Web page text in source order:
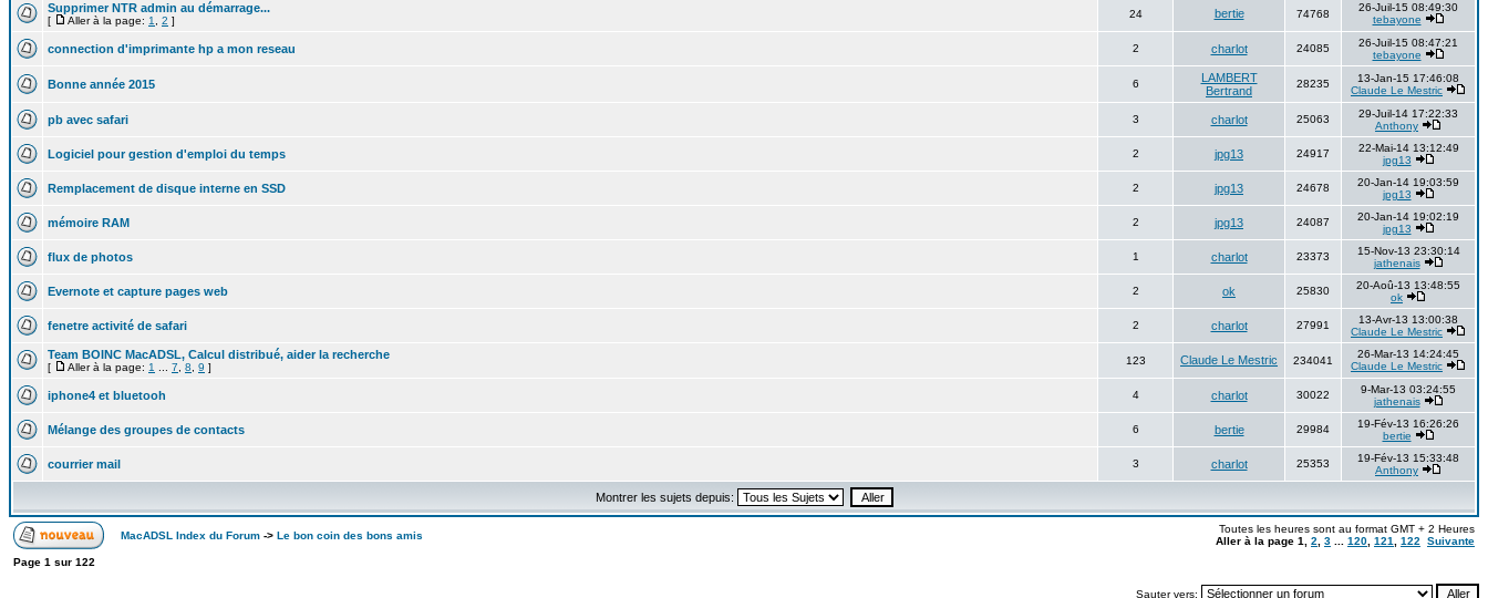
Supprimer NTR admin au démarrage...
[ Aller à la page: 1 2 ]
24 bertie 74768
26-Juil-15 08:49:30
tebayone
connection d'imprimante hp a mon reseau 2 charlot 24085
26-Juil-15 08:47:21
tebayone
Bonne année 2015 6
LAMBERT
Bertrand
28235
13-Jan-15 17:46:08
Claude Le Mestric
pb avec safari 3 charlot 25063
29-Juil-14 17:22:33
Anthony
Logiciel pour gestion d'emploi du temps 2 jpg13 24917
22-Mai-14 13:12:49
jpg13
Remplacement de disque interne en SSD 2 jpg13 24678
20-Jan-14 19:03:59
jpg13
mémoire RAM 2 jpg13 24087
20-Jan-14 19:02:19
jpg13
flux de photos 1 charlot 23373
15-Nov-13 23:30:14
jathenais
Evernote et capture pages web 2 ok 25830
20-Aoû-13 13:48:55
ok
fenetre activité de safari 2 charlot 27991
13-Avr-13 13:00:38
Claude Le Mestric
Team BOINC MacADSL, Calcul distribué, aider la recherche
[ Aller à la page: 1 7 8 9 ]
123 Claude Le Mestric 234041
26-Mar-13 14:24:45
Claude Le Mestric
iphone4 et bluetooh 4 charlot 30022
9-Mar-13 03:24:55
jathenais
Mélange des groupes de contacts 6 bertie 29984
19-Fév-13 16:26:26
bertie
courrier mail 3 charlot 25353
19-Fév-13 15:33:48
Anthony
Montrer les sujets depuis:
MacADSL Index du Forum -> Le bon coin des bons amis
Toutes les heures sont au format GMT + 2 Heures
Aller à la page 1 2 3 120 121 122
Suivante
Page 1 sur 122
Sauter vers: